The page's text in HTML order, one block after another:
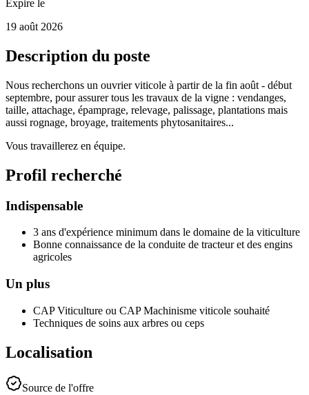
Expire le
19 août 2026
Description du poste
Nous recherchons un ouvrier viticole à partir de la fin août - début
septembre, pour assurer tous les travaux de la vigne : vendanges,
taille, attachage, épamprage, relevage, palissage, plantations mais
aussi rognage, broyage, traitements phytosanitaires...
Vous travaillerez en équipe.
Profil recherché
Indispensable
3 ans d'expérience minimum dans le domaine de la viticulture
Bonne connaissance de la conduite de tracteur et des engins
agricoles
Un plus
CAP Viticulture ou CAP Machinisme viticole souhaité
Techniques de soins aux arbres ou ceps
Localisation
Source de l'offre